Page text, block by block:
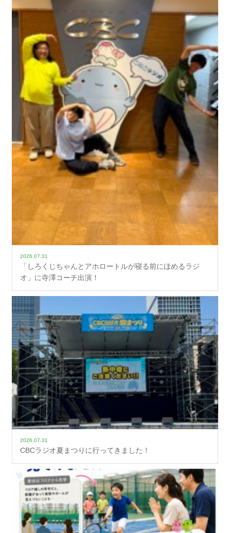
2026.07.31
「しろくじちゃんとアホロートルが寝る前にほめるラジ
オ」に寺澤コーチ出演！
2026.07.31
CBCラジオ夏まつりに行ってきました！